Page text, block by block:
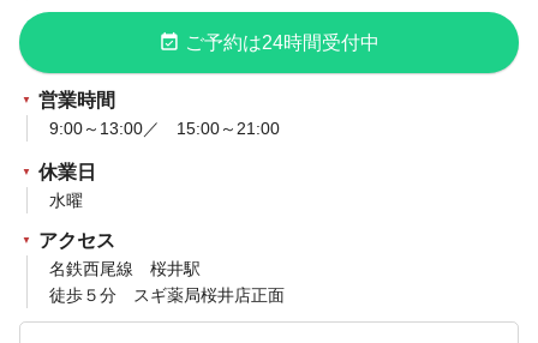
event_available ご予約は24時間受付中
営業時間
9:00～13:00／ 15:00～21:00
休業日
水曜
アクセス
名鉄西尾線 桜井駅
徒歩５分 スギ薬局桜井店正面